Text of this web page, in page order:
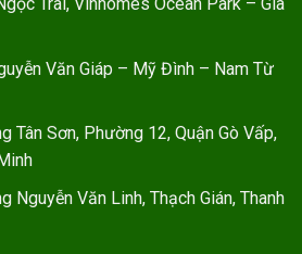
Văn Giáp – Mỹ Đình – Nam Từ
Tân Sơn, Phường 12, Quận Gò Vấp,
Nguyễn Văn Linh, Thạch Gián, Thanh